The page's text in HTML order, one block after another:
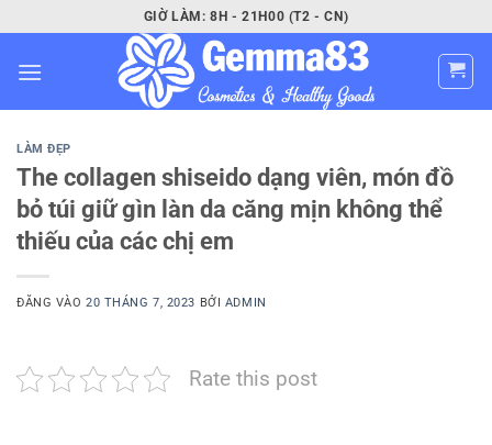
qua
nội
GIỜ LÀM: 8H - 21H00 (T2 - CN)
LÀM ĐẸP
The collagen shiseido dạng viên, món đồ
bỏ túi giữ gìn làn da căng mịn không thể
thiếu của các chị em
ĐĂNG VÀO20 THÁNG 7, 2023 BỞI ADMIN
Rate this post